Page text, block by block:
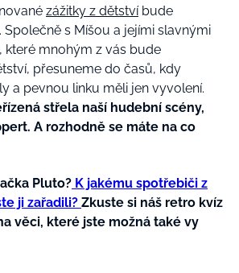
zážitky z dětstvíbude
Společně s Míšou a jejími slavnými
které mnohým z vás bude
přesuneme do časů, kdy
a pevnou linku měli jen vyvolení.
střela naší hudební scény,
A rozhodně se máte na co
Pluto? K jakému spotřebiči z
ji zařadili? Zkuste si náš retro kvíz
věci, které jste možná také vy